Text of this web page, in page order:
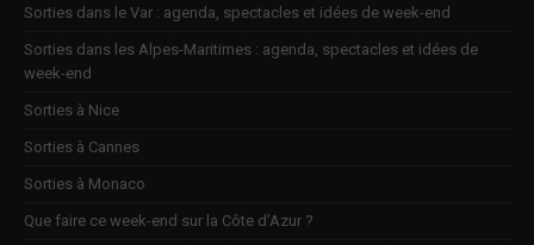
Sorties dans le Var : agenda, spectacles et idées de week-end
Sorties dans les Alpes-Maritimes : agenda, spectacles et idées de
week-end
Sorties à Nice
Sorties à Cannes
Sorties à Monaco
Que faire ce week-end sur la Côte d’Azur ?